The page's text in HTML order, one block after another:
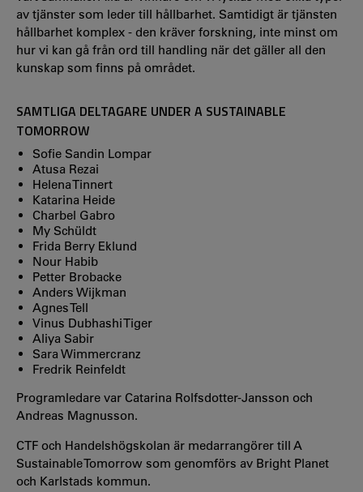
av tjänster som leder till hållbarhet. Samtidigt är tjänsten
hållbarhet komplex - den kräver forskning, inte minst om
hur vi kan gå från ord till handling när det gäller all den
kunskap som finns på området.
SAMTLIGA DELTAGARE UNDER A SUSTAINABLE
TOMORROW
Sofie Sandin Lompar
Atusa Rezai
Helena Tinnert
Katarina Heide
Charbel Gabro
My Schüldt
Frida Berry Eklund
Nour Habib
Petter Brobacke
Anders Wijkman
Agnes Tell
Vinus Dubhashi Tiger
Aliya Sabir
Sara Wimmercranz
Fredrik Reinfeldt
Programledare var Catarina Rolfsdotter-Jansson och
Andreas Magnusson.
CTF och Handelshögskolan är medarrangörer till A
Sustainable Tomorrow som genomförs av Bright Planet
och Karlstads kommun.